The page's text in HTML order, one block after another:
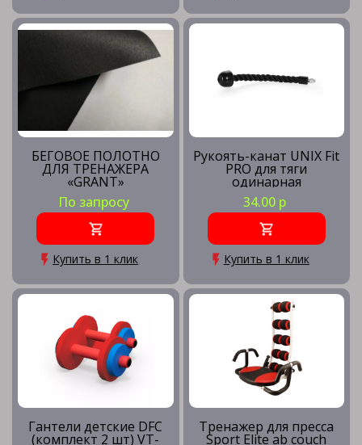
Силовые тренажеры
Столы для армрестлинга
Стрелковые тренажёры
Тренажер для осанки
Стойки для приседаний
Тренажеры для дома
БЕГОВОЕ ПОЛОТНО
ДЛЯ ТРЕНАЖЕРА
«GRANT»
По запросу
Купить в 1 клик
Рукоять-канат UNIX Fit
PRO для тяги
одинарная
34.00 р
Купить в 1 клик
Гантели детские DFC
(комплект 2 шт) VT-
Тренажер для пресса
Sport Elite ab couch